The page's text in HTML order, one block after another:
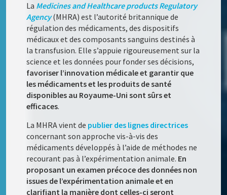
La Medicines and Healthcare products Regulatory
Agency(MHRA) est l’autorité britannique de
régulation des médicaments, des dispositifs
médicaux et des composants sanguins destinés à
la transfusion. Elle s’appuie rigoureusement sur la
science et les données pour fonder ses décisions,
favoriser l’innovation médicale et garantir que
les médicaments et les produits de santé
disponibles au Royaume-Uni sont sûrs et
efficaces.
La MHRA vient de publier des lignes directrices
concernant son approche vis-à-vis des
médicaments développés à l’aide de méthodes ne
recourant pas à l’expérimentation animale. En
proposant un examen précoce des données non
issues de l’expérimentation animale et en
clarifiant la manière dont celles-ci seront